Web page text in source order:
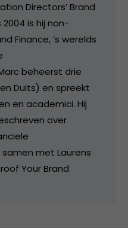
Directors’ Brand
is hij non-
Finance, ’s werelds
beheerst drie
Duits) en spreekt
en academici. Hij
over
met Laurens
Your Brand